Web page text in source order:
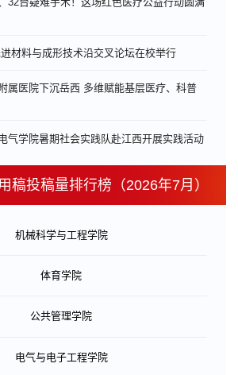
材料与成形技术沿交叉论坛在校举行
属医院下沉岳西 多维赋能基层医疗、科普
气学院暑期社会实践队赴江西开展实践活动
稿投稿量排行榜（2026年7月）
机械科学与工程学院
体育学院
公共管理学院
电气与电子工程学院